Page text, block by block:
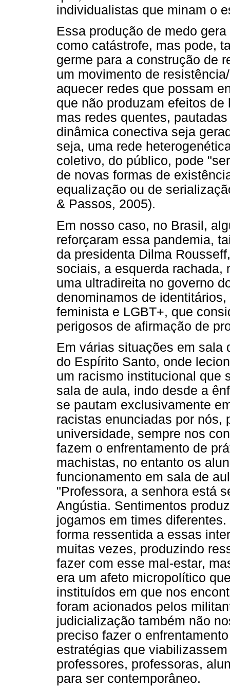
individualistas que minam o
Essa produção de medo
como catástrofe, mas pode,
germe para a construção de
um movimento de
aquecer redes que possam
que não produzam efeitos
mas redes quentes,
dinâmica conectiva seja
seja, uma rede
coletivo, do público, pode
de novas formas de
equalização ou de
& Passos, 2005).
Em nosso caso, no Brasil,
reforçaram essa pandemia,
da presidenta Dilma
sociais, a esquerda rachada,
uma ultradireita no governo
denominamos de
feminista e LGBT+, que
perigosos de afirmação de
Em várias situações em sala
do Espírito Santo, onde
um racismo institucional que
sala de aula, indo desde a
se pautam exclusivamente
racistas enunciadas por nós,
universidade, sempre nos
fazem o enfrentamento de
machistas, no entanto os
funcionamento em sala de
"Professora, a senhora está
Angústia. Sentimentos
jogamos em times
forma ressentida a essas
muitas vezes, produzindo
fazer com esse mal-estar,
era um afeto micropolítico
instituídos em que nos
foram acionados pelos
judicialização também não
preciso fazer o
estratégias que
professores, professoras,
para ser contemporâneo.